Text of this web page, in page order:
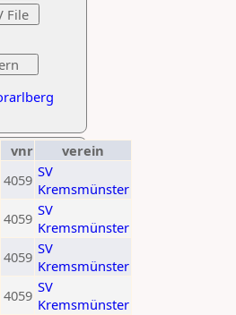
vnr
verein
4059 SV
Kremsmünster
4059 SV
Kremsmünster
4059 SV
Kremsmünster
4059 SV
Kremsmünster